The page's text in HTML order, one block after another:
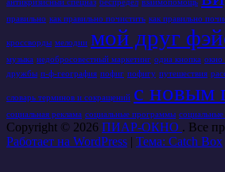
антикризисный спецназ беспредел взаимопомощь
правильно как правильно почистить как правильно
кроссворды мелодии мой друг
музыка недобросовестный маркетинг одна кнопка окно
дружбы п-ф-география пофиг пофигу путешествия
словарь терминов и сокращений с новым
социальная реклама социальные программы социальные
Copyright © 2026 ПИАР-ОКНО . Все
Работает на WordPress
Тема: Catch Box